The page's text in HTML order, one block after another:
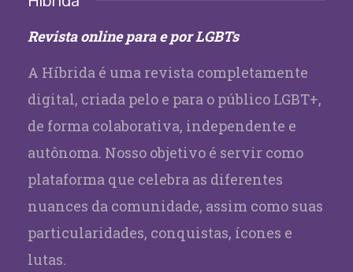
Revista online para e por LGBTs
A Híbrida é uma revista completamente
digital, criada pelo e para o público LGBT+,
de forma colaborativa, independente e
autônoma. Nosso objetivo é servir como
plataforma que celebra as diferentes
nuances da comunidade, assim como suas
particularidades, conquistas, ícones e
lutas.